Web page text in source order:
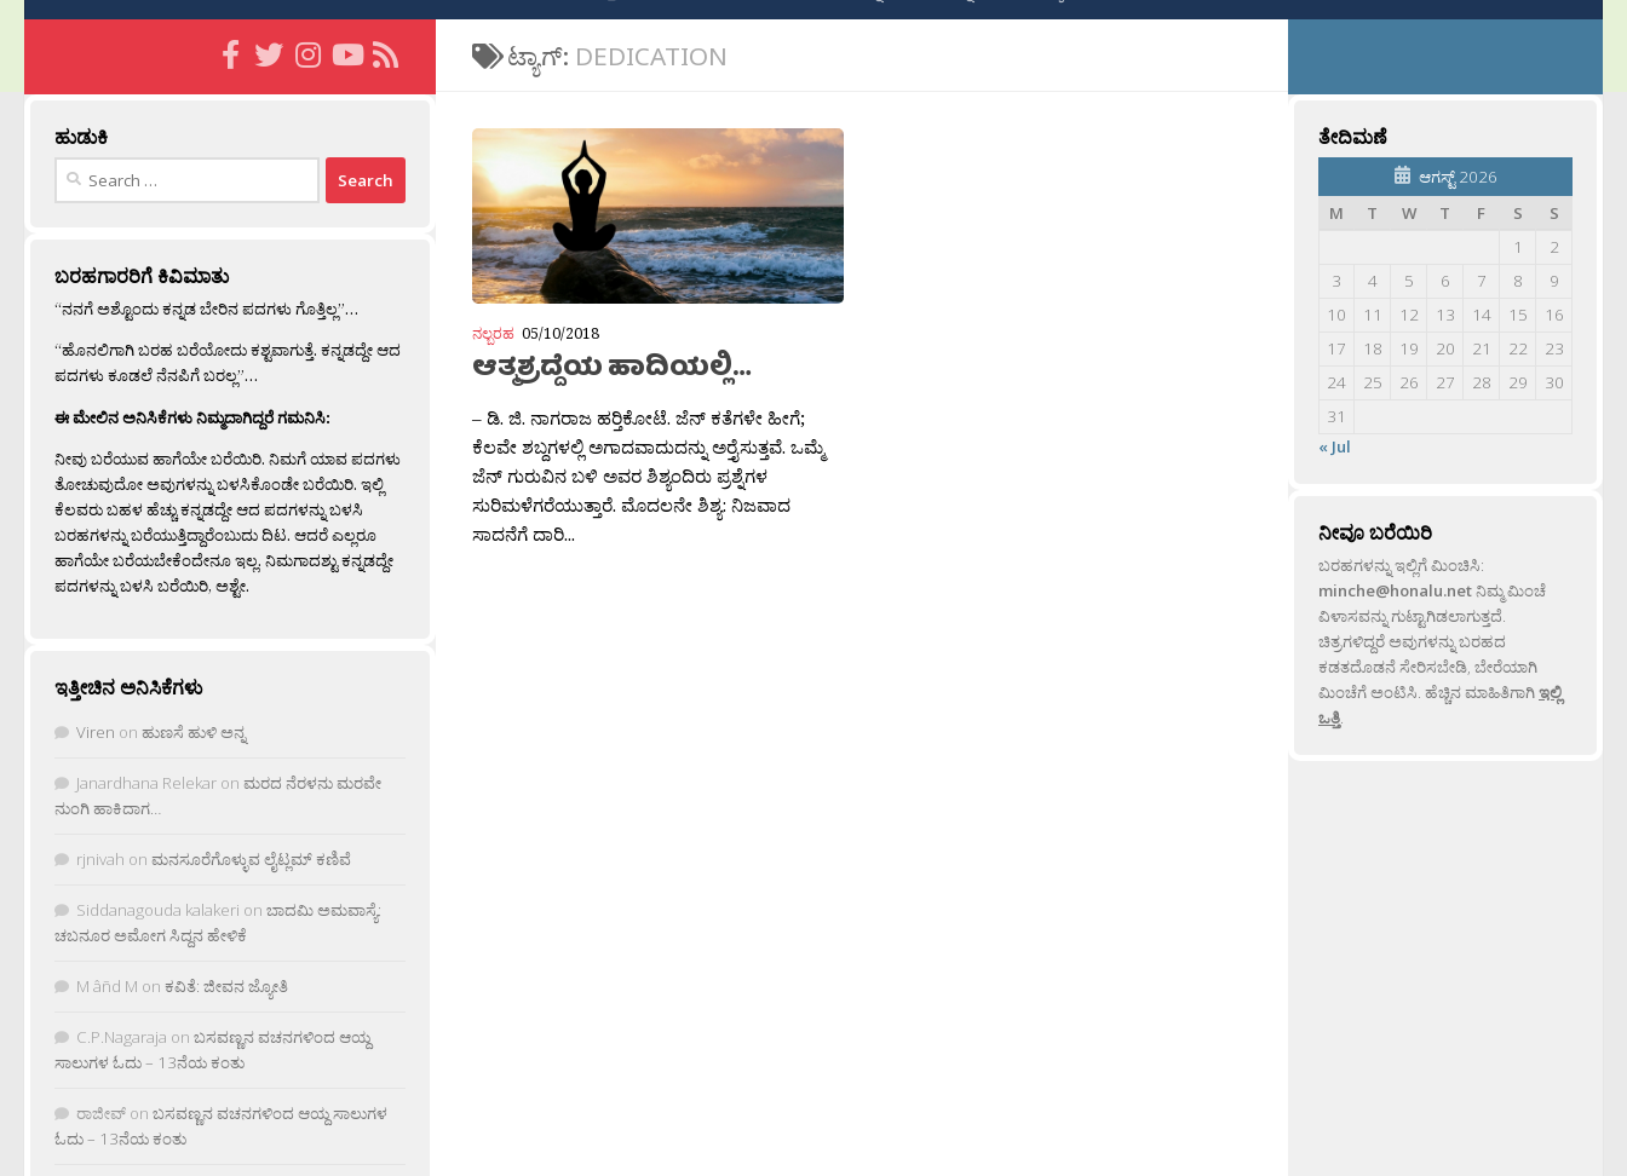
ಟ್ಯಾಗ್: DEDICATION
ನಲ್ಬರಹ 05/10/2018
ಆತ್ಮಶ್ರದ್ದೆಯ ಹಾದಿಯಲ್ಲಿ…
– ಡಿ. ಜಿ. ನಾಗರಾಜ ಹರ‍್ತಿಕೋಟೆ. ಜೆನ್ ಕತೆಗಳೇ ಹೀಗೆ;
ಕೆಲವೇ ಶಬ್ದಗಳಲ್ಲಿ ಅಗಾದವಾದುದನ್ನು ಅರ‍್ತೈಸುತ್ತವೆ. ಒಮ್ಮೆ
ಜೆನ್ ಗುರುವಿನ ಬಳಿ ಅವರ ಶಿಶ್ಯಂದಿರು ಪ್ರಶ್ನೆಗಳ
ಸುರಿಮಳೆಗರೆಯುತ್ತಾರೆ. ಮೊದಲನೇ ಶಿಶ್ಯ: ನಿಜವಾದ
ಸಾದನೆಗೆ ದಾರಿ...
ಹುಡುಕಿ
Search
ಬರಹಗಾರರಿಗೆ ಕಿವಿಮಾತು
“ನನಗೆ ಅಶ್ಟೊಂದು ಕನ್ನಡ ಬೇರಿನ ಪದಗಳು ಗೊತ್ತಿಲ್ಲ”…
“ಹೊನಲಿಗಾಗಿ ಬರಹ ಬರೆಯೋದು ಕಶ್ಟವಾಗುತ್ತೆ. ಕನ್ನಡದ್ದೇ ಆದ
ಪದಗಳು ಕೂಡಲೆ ನೆನಪಿಗೆ ಬರಲ್ಲ”…
ಈ ಮೇಲಿನ ಅನಿಸಿಕೆಗಳು ನಿಮ್ಮದಾಗಿದ್ದರೆ ಗಮನಿಸಿ:
ನೀವು ಬರೆಯುವ ಹಾಗೆಯೇ ಬರೆಯಿರಿ. ನಿಮಗೆ ಯಾವ ಪದಗಳು
ತೋಚುವುದೋ ಅವುಗಳನ್ನು ಬಳಸಿಕೊಂಡೇ ಬರೆಯಿರಿ. ಇಲ್ಲಿ
ಕೆಲವರು ಬಹಳ ಹೆಚ್ಚು ಕನ್ನಡದ್ದೇ ಆದ ಪದಗಳನ್ನು ಬಳಸಿ
ಬರಹಗಳನ್ನು ಬರೆಯುತ್ತಿದ್ದಾರೆಂಬುದು ದಿಟ. ಆದರೆ ಎಲ್ಲರೂ
ಹಾಗೆಯೇ ಬರೆಯಬೇಕೆಂದೇನೂ ಇಲ್ಲ. ನಿಮಗಾದಶ್ಟು ಕನ್ನಡದ್ದೇ
ಪದಗಳನ್ನು ಬಳಸಿ ಬರೆಯಿರಿ, ಅಶ್ಟೇ.
ಇತ್ತೀಚಿನ ಅನಿಸಿಕೆಗಳು
Viren on ಹುಣಸೆ ಹುಳಿ ಅನ್ನ
Janardhana Relekar on ಮರದ ನೆರಳನು ಮರವೇ
ನುಂಗಿ ಹಾಕಿದಾಗ…
rjnivah on ಮನಸೂರೆಗೊಳ್ಳುವ ಲೈಟ್ಲಮ್ ಕಣಿವೆ
Siddanagouda kalakeri on ಬಾದಮಿ ಅಮವಾಸ್ಯೆ:
ಚಬನೂರ ಅಮೋಗ ಸಿದ್ದನ ಹೇಳಿಕೆ
M âñd M on ಕವಿತೆ: ಜೀವನ ಜ್ಯೋತಿ
C.P.Nagaraja on ಬಸವಣ್ಣನ ವಚನಗಳಿಂದ ಆಯ್ದ
ಸಾಲುಗಳ ಓದು – 13ನೆಯ ಕಂತು
ರಾಜೀವ್ on ಬಸವಣ್ಣನ ವಚನಗಳಿಂದ ಆಯ್ದ ಸಾಲುಗಳ
ಓದು – 13ನೆಯ ಕಂತು
ತೇದಿಮಣೆ
ಆಗಸ್ಟ್ 2026
M
T W T F S
S
1
2
3
4 5 6 7 8
9
10
11 12 13 14 15
16
17
18 19 20 21 22
23
24
25 26 27 28 29
30
31
« Jul
ನೀವೂ ಬರೆಯಿರಿ
ಬರಹಗಳನ್ನು ಇಲ್ಲಿಗೆ ಮಿಂಚಿಸಿ:
minche@honalu.netನಿಮ್ಮ ಮಿಂಚೆ
ವಿಳಾಸವನ್ನು ಗುಟ್ಟಾಗಿಡಲಾಗುತ್ತದೆ.
ಚಿತ್ರಗಳಿದ್ದರೆ ಅವುಗಳನ್ನು ಬರಹದ
ಕಡತದೊಡನೆ ಸೇರಿಸಬೇಡಿ, ಬೇರೆಯಾಗಿ
ಮಿಂಚೆಗೆ ಅಂಟಿಸಿ. ಹೆಚ್ಚಿನ ಮಾಹಿತಿಗಾಗಿಇಲ್ಲಿ
ಒತ್ತಿ.